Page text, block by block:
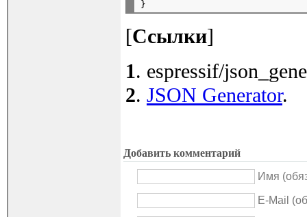
[Ссылки]
1. espressif/
2. JSON Generator.
Добавить комментарий
Имя
E-Mail